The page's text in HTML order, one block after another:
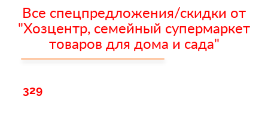
Все спецпредложения/скидки от
"Хозцентр, семейный супермаркет
товаров для дома и сада"
329